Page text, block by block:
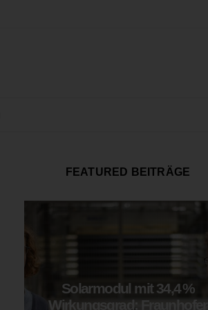
FEATURED BEITRÄGE
Solarmodul mit 34,4 %
Wirkungsgrad: Fraunhofer